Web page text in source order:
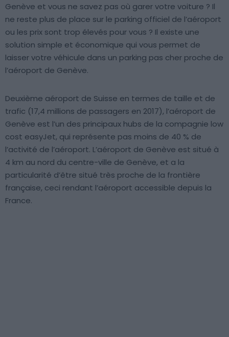
Genève et vous ne savez pas où garer votre voiture ? Il
ne reste plus de place sur le parking officiel de l’aéroport
ou les prix sont trop élevés pour vous ? Il existe une
solution simple et économique qui vous permet de
laisser votre véhicule dans un parking pas cher proche de
l’aéroport de Genève.
Deuxième aéroport de Suisse en termes de taille et de
trafic (17,4 millions de passagers en 2017), l’aéroport de
Genève est l’un des principaux hubs de la compagnie low
cost easyJet, qui représente pas moins de 40 % de
l’activité de l’aéroport. L’aéroport de Genève est situé à
4 km au nord du centre-ville de Genève, et a la
particularité d’être situé très proche de la frontière
française, ceci rendant l’aéroport accessible depuis la
France.